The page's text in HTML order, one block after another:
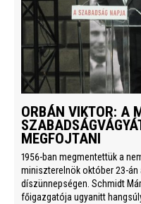
ORBÁN VIKTOR: A
MEGFOJTANI
1956-ban megmentettük a
miniszterelnök október 23-án
díszünnepségen. Schmidt
főigazgatója ugyanitt